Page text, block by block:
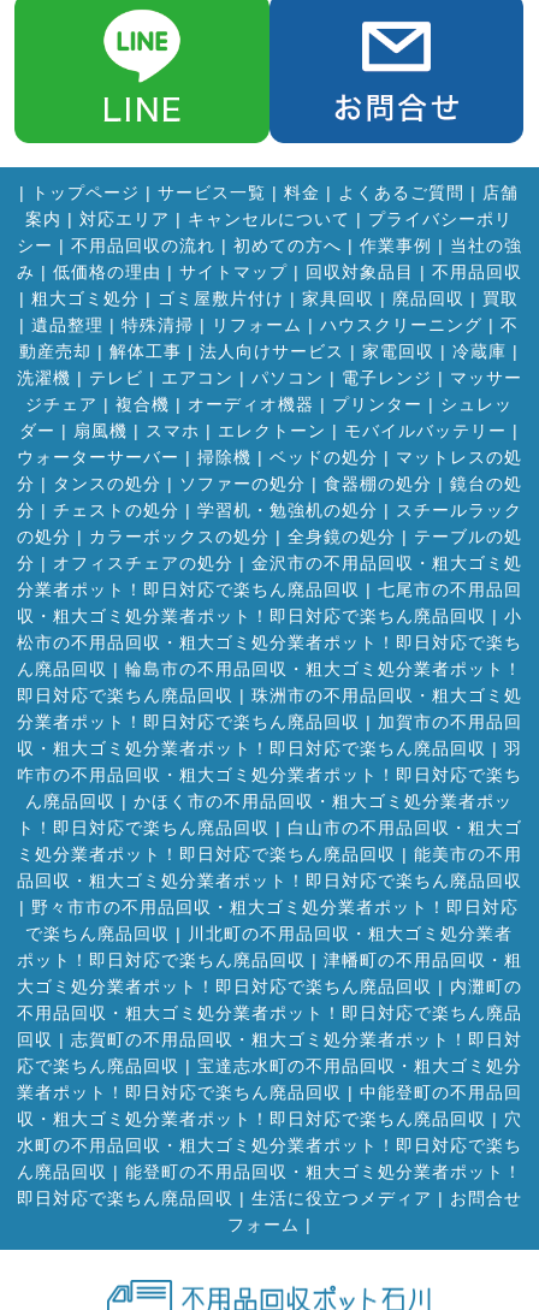
| トップページ | サービス一覧 | 料金 | よくあるご質問 | 店舗
案内 | 対応エリア | キャンセルについて | プライバシーポリ
シー | 不用品回収の流れ | 初めての方へ | 作業事例 | 当社の強
み | 低価格の理由 | サイトマップ| 回収対象品目 | 不用品回収
| 粗大ゴミ処分 | ゴミ屋敷片付け | 家具回収 | 廃品回収 | 買取
| 遺品整理 | 特殊清掃 | リフォーム | ハウスクリーニング | 不
動産売却 | 解体工事 | 法人向けサービス | 家電回収 | 冷蔵庫 |
洗濯機 | テレビ | エアコン | パソコン | 電子レンジ | マッサー
ジチェア | 複合機 | オーディオ機器 | プリンター | シュレッ
ダー | 扇風機 | スマホ | エレクトーン | モバイルバッテリー |
ウォーターサーバー | 掃除機 | ベッドの処分 | マットレスの処
分 | タンスの処分 | ソファーの処分 | 食器棚の処分 | 鏡台の処
分 | チェストの処分 | 学習机・勉強机の処分 | スチールラック
の処分 | カラーボックスの処分 | 全身鏡の処分 | テーブルの処
分 | オフィスチェアの処分 | 金沢市の不用品回収・粗大ゴミ処
分業者ポット！即日対応で楽ちん廃品回収 | 七尾市の不用品回
収・粗大ゴミ処分業者ポット！即日対応で楽ちん廃品回収 | 小
松市の不用品回収・粗大ゴミ処分業者ポット！即日対応で楽ち
ん廃品回収 | 輪島市の不用品回収・粗大ゴミ処分業者ポット！
即日対応で楽ちん廃品回収 | 珠洲市の不用品回収・粗大ゴミ処
分業者ポット！即日対応で楽ちん廃品回収 | 加賀市の不用品回
収・粗大ゴミ処分業者ポット！即日対応で楽ちん廃品回収 | 羽
咋市の不用品回収・粗大ゴミ処分業者ポット！即日対応で楽ち
ん廃品回収 | かほく市の不用品回収・粗大ゴミ処分業者ポッ
ト！即日対応で楽ちん廃品回収 | 白山市の不用品回収・粗大ゴ
ミ処分業者ポット！即日対応で楽ちん廃品回収 | 能美市の不用
品回収・粗大ゴミ処分業者ポット！即日対応で楽ちん廃品回収
| 野々市市の不用品回収・粗大ゴミ処分業者ポット！即日対応
で楽ちん廃品回収 |
川北町の不用品回収・粗大ゴミ処分業者
ポット！即日対応で楽ちん廃品回収 | 津幡町の不用品回収・粗
大ゴミ処分業者ポット！即日対応で楽ちん廃品回収 | 内灘町の
不用品回収・粗大ゴミ処分業者ポット！即日対応で楽ちん廃品
回収 | 志賀町の不用品回収・粗大ゴミ処分業者ポット！即日対
応で楽ちん廃品回収 | 宝達志水町の不用品回収・粗大ゴミ処分
業者ポット！即日対応で楽ちん廃品回収 | 中能登町の不用品回
収・粗大ゴミ処分業者ポット！即日対応で楽ちん廃品回収 | 穴
水町の不用品回収・粗大ゴミ処分業者ポット！即日対応で楽ち
ん廃品回収 | 能登町の不用品回収・粗大ゴミ処分業者ポット！
即日対応で楽ちん廃品回収 | 生活に役立つメディア | お問合せ
フォーム |